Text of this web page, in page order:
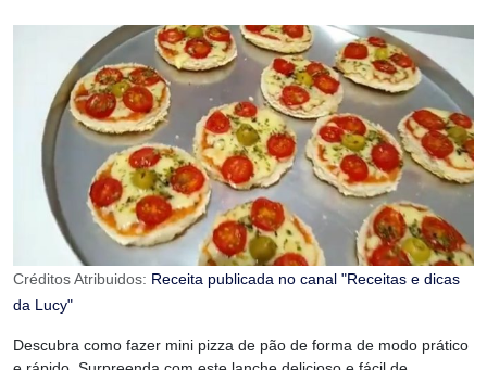
Créditos Atribuidos: Receita publicada no canal "Receitas e dicas
da Lucy"
Descubra como fazer mini pizza de pão de forma de modo prático